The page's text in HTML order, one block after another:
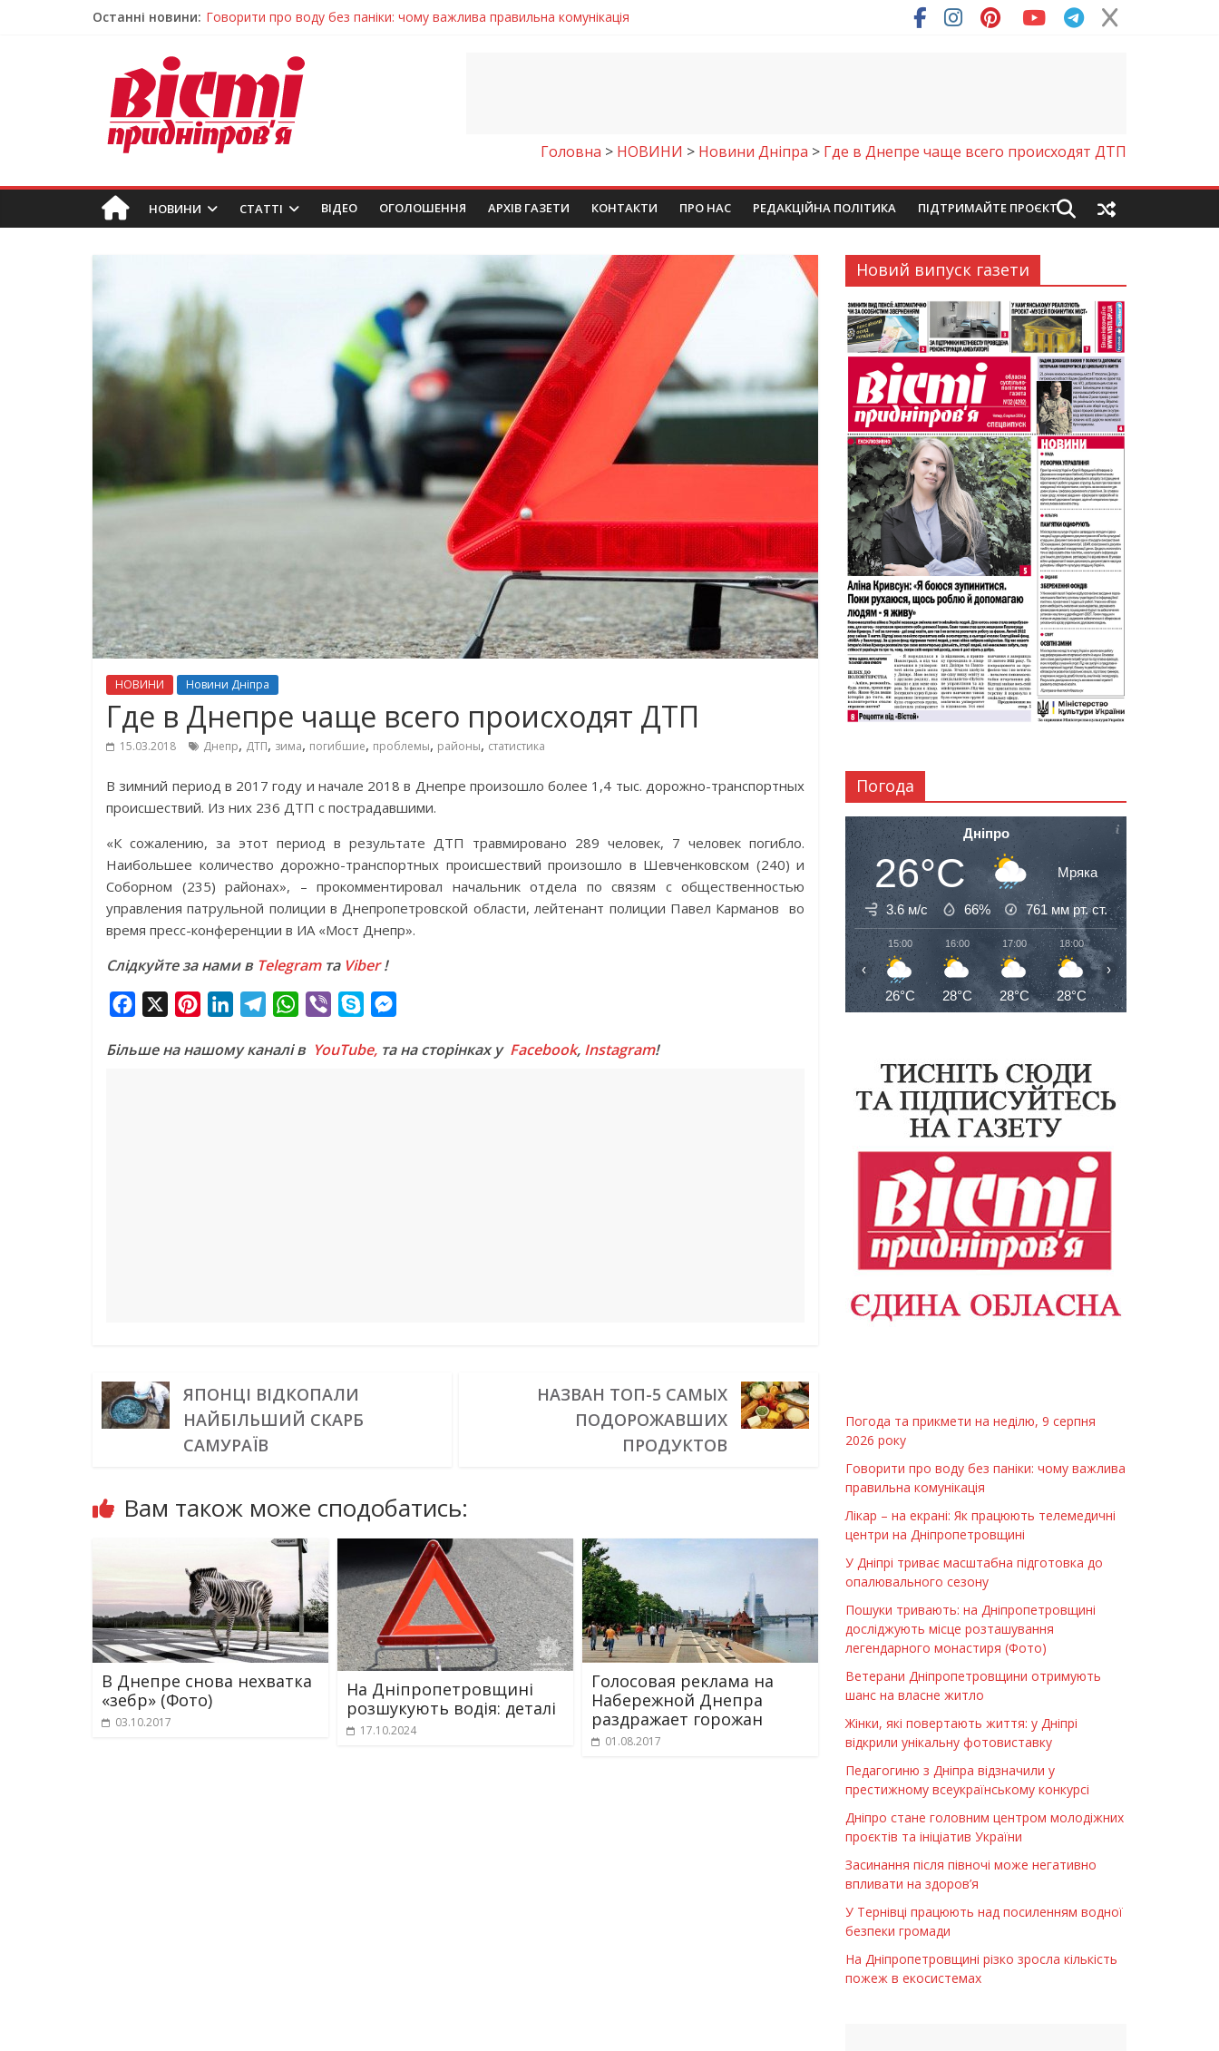
Останні новини: Говорити про воду без паніки: чому важлива правильна комунікація
У Дніпрі триває масштабна підготовка до опалювального сезону
Пошуки тривають: на Дніпропетровщині досліджують місце розташування легендарного монастиря (Фото)
Погода та прикмети на неділю, 9 серпня 2026 року
Головна > НОВИНИ > Новини Дніпра > Где в Днепре чаще всего происходят ДТП
НОВИНИ СТАТТІ ВIДЕО ОГОЛОШЕННЯ АРХІВ ГАЗЕТИ КОНТАКТИ ПРО НАС РЕДАКЦІЙНА ПОЛІТИКА ПІДТРИМАЙТЕ ПРОЄКТ
НОВИНИ Новини Дніпра
Где в Днепре чаще всего происходят ДТП
15.03.2018 Днепр, ДТП, зима, погибшие, проблемы, районы, статистика
В зимний период в 2017 году и начале 2018 в Днепре произошло более 1,4 тыс. дорожно-транспортных
происшествий. Из них 236 ДТП с пострадавшими.
«К сожалению, за этот период в результате ДТП травмировано 289 человек, 7 человек погибло.
Наибольшее количество дорожно-транспортных происшествий произошло в Шевченковском (240) и
Соборном (235) районах», – прокомментировал начальник отдела по связям с общественностью
управления патрульной полиции в Днепропетровской области, лейтенант полиции Павел Карманов во
время пресс-конференции в ИА «Мост Днепр».
Слідкуйте за нами в Telegramта Viber!
c
n
n
l
W
a
b
y
s
Більше на нашому каналі в YouTube, та на сторінках у Facebook, Instagram!
ЯПОНЦІ ВІДКОПАЛИ
НАЙБІЛЬШИЙ СКАРБ
САМУРАЇВ
НАЗВАН ТОП-5 САМЫХ
ПОДОРОЖАВШИХ
ПРОДУКТОВ
Вам також може сподобатись:
В Днепре снова нехватка
«зебр» (Фото)
03.10.2017
На Дніпропетровщині
розшукують водія: деталі
17.10.2024
Голосовая реклама на
Набережной Днепра
раздражает горожан
01.08.2017
Новий випуск газети
Погода
Дніпро
26°C Мряка
3.6 м/с 66% 761 мм рт. ст.
15:00
26°C
16:00
28°C
17:00
28°C
18:00
28°C
19:00
27°C
‹ ›
Погода та прикмети на неділю, 9 серпня
2026 року
Говорити про воду без паніки: чому важлива
правильна комунікація
Лікар – на екрані: Як працюють телемедичні
центри на Дніпропетровщині
У Дніпрі триває масштабна підготовка до
опалювального сезону
Пошуки тривають: на Дніпропетровщині
досліджують місце розташування
легендарного монастиря (Фото)
Ветерани Дніпропетровщини отримують
шанс на власне житло
Жінки, які повертають життя: у Дніпрі
відкрили унікальну фотовиставку
Педагогиню з Дніпра відзначили у
престижному всеукраїнському конкурсі
Дніпро стане головним центром молодіжних
проєктів та ініціатив України
Засинання після півночі може негативно
впливати на здоров’я
У Тернівці працюють над посиленням водної
безпеки громади
На Дніпропетровщині різко зросла кількість
пожеж в екосистемах